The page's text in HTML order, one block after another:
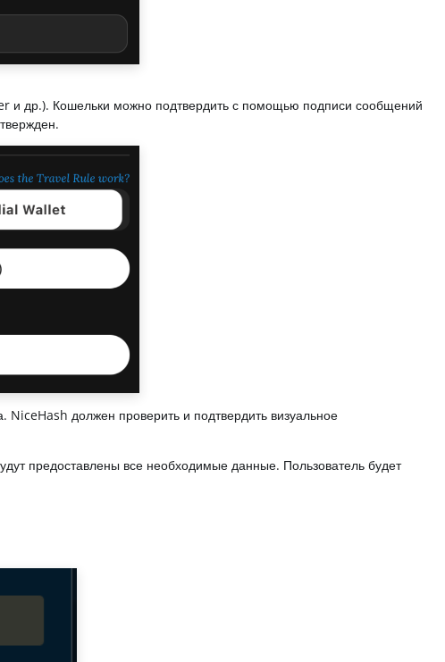
и др.). Кошельки можно подтвердить с помощью подписи сообщений
должен проверить и подтвердить визуальное
предоставлены все необходимые данные. Пользователь будет